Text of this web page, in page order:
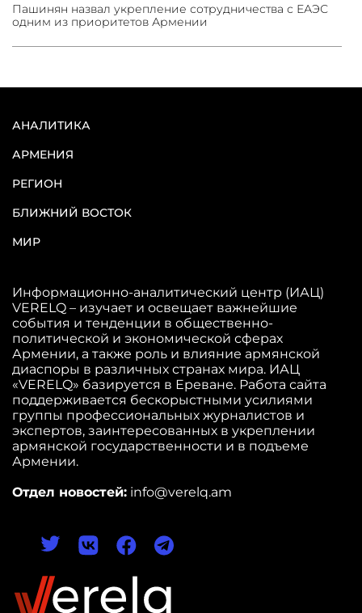
Пашинян назвал укрепление сотрудничества с ЕАЭС
одним из приоритетов Армении
АНАЛИТИКА
АРМЕНИЯ
РЕГИОН
БЛИЖНИЙ ВОСТОК
МИР
Информационно-аналитический центр (ИАЦ)
VERELQ – изучает и освещает важнейшие
события и тенденции в общественно-
политической и экономической сферах
Армении, а также роль и влияние армянской
диаспоры в различных странах мира. ИАЦ
«VERELQ» базируется в Ереване. Работа сайта
поддерживается бескорыстными усилиями
группы профессиональных журналистов и
экспертов, заинтересованных в укреплении
армянской государственности и в подъеме
Армении.
Отдел новостей: info@verelq.am